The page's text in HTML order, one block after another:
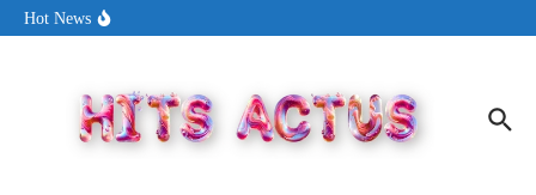
Aller au contenu
Hot News
« New Day »